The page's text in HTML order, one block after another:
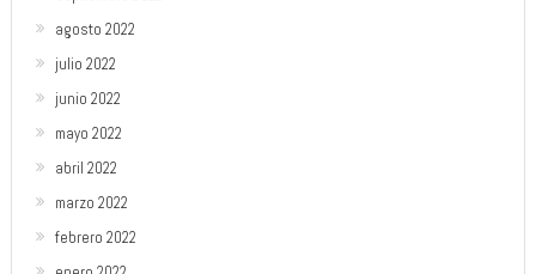
agosto 2022
julio 2022
junio 2022
mayo 2022
abril 2022
marzo 2022
febrero 2022